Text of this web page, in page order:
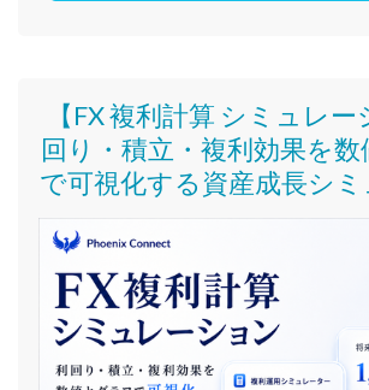
【FX 複利計算 シミュレ
回り・積立・複利効果を
で可視化する資産成長シ